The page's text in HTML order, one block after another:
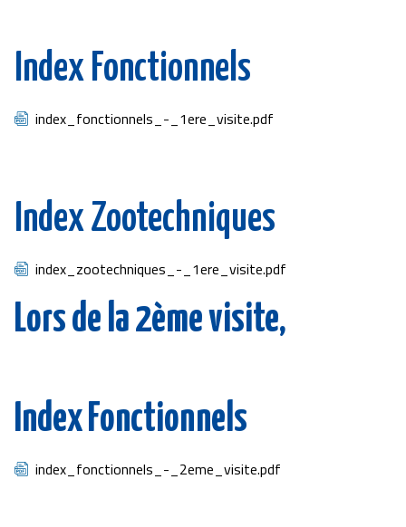
Index Fonctionnels
Document
index_fonctionnels_-_1ere_visite.pdf
Index Zootechniques
Document
index_zootechniques_-_1ere_visite.pdf
Lors de la 2ème visite,
Index Fonctionnels
Document
index_fonctionnels_-_2eme_visite.pdf